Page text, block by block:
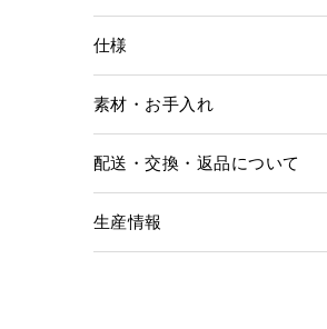
仕様
素材・お手入れ
配送・交換・返品について
生産情報